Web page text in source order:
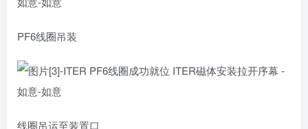
PF6线圈吊装
线圈吊运至装置口